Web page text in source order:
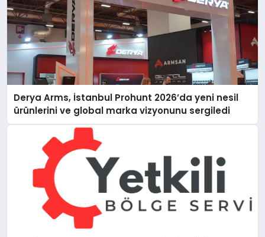
Derya Arms, İstanbul Prohunt 2026’da yeni nesil
ürünlerini ve global marka vizyonunu sergiledi